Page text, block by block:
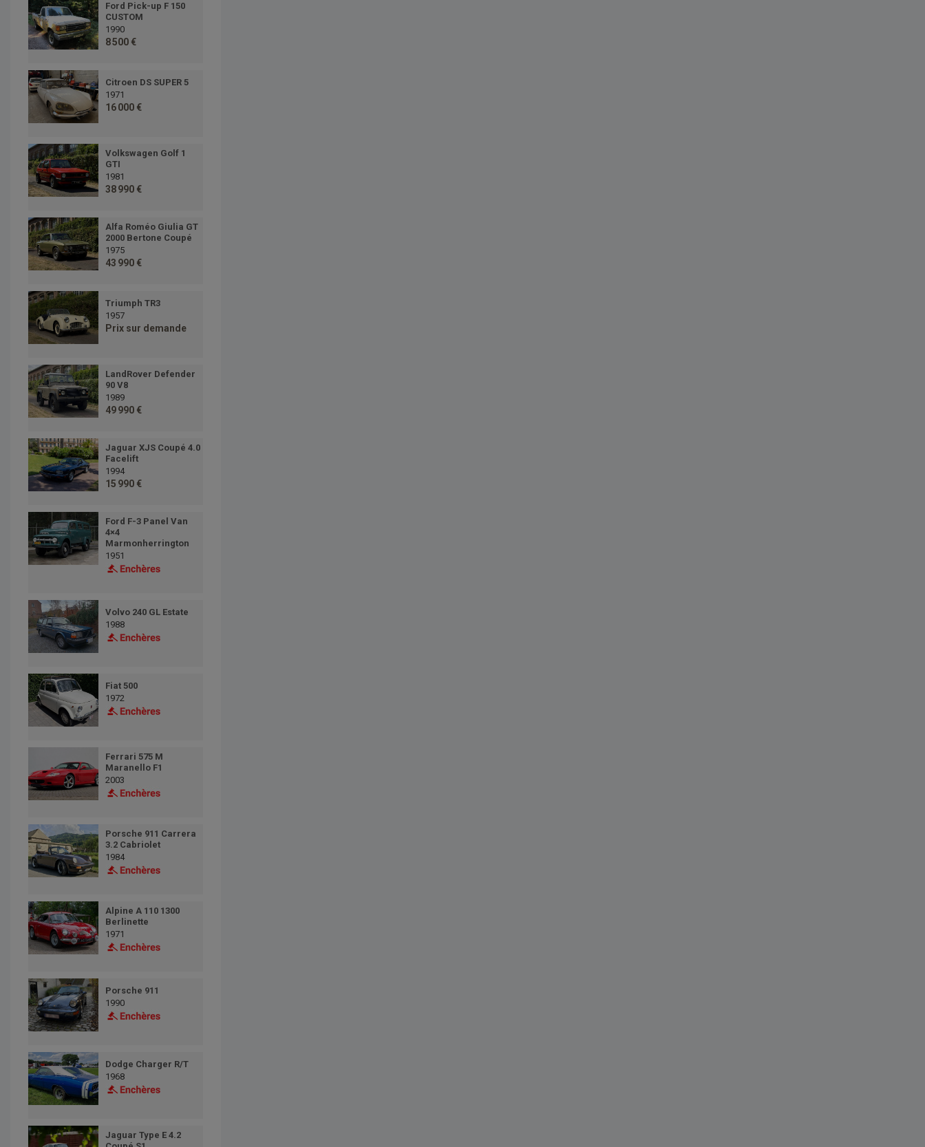
Ford Pick-up F 150
CUSTOM
1990
8 500 €
Citroen DS SUPER 5
1971
16 000 €
Volkswagen Golf 1
GTI
1981
38 990 €
Alfa Roméo Giulia GT
2000 Bertone Coupé
1975
43 990 €
Triumph TR3
1957
Prix sur demande
LandRover Defender
90 V8
1989
49 990 €
Jaguar XJS Coupé 4.0
Facelift
1994
15 990 €
Ford F-3 Panel Van
4×4
Marmonherrington
1951
Volvo 240 GL Estate
1988
Fiat 500
1972
Ferrari 575 M
Maranello F1
2003
Porsche 911 Carrera
3.2 Cabriolet
1984
Alpine A 110 1300
Berlinette
1971
Porsche 911
1990
Dodge Charger R/T
1968
Jaguar Type E 4.2